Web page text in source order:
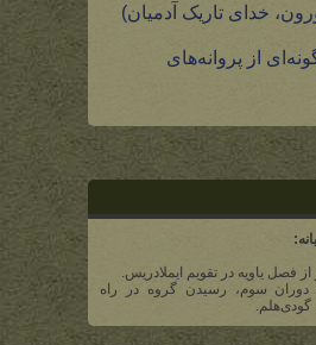
خدای تاریک آدمیان)
از پروانه‌های
از فصل یاویه در تقویم ایملادریس.
در سال 3019 دوران سوم، رسیدن گروه در راه
گودی‌هلم.